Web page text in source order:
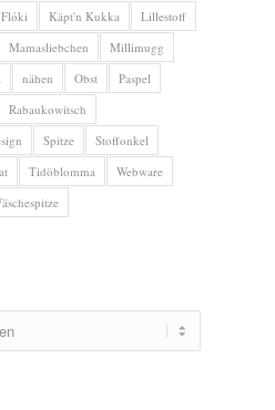
Käpt'n Kukka
Lillestoff
Mamasliebchen
Millimugg
nähen Obst
Paspel
Rabaukowitsch
Spitze
Stoffonkel
Tidöblomma
Webware